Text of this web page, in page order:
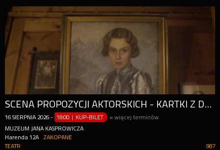
SCENA PROPOZYCJI AKTORSKICH - KARTKI Z DZIENNIKA NA PODSTAWIE "PAMIĘTNIKA" MARII KASPROWICZOWEJ ORAZ TWÓRCZOŚCI JANA KASPROWICZA W 100-LECIE ŚMIERCI P
16 SIERPNIA 2026 - 18:00 | KUP-BILET »więcej terminów
MUZEUM JANA KASPROWICZA
Harenda 12A
ZAKOPANE
987
TEATR